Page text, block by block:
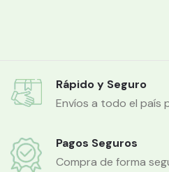
Rápido y Seguro
Envíos a todo el país
Pagos Seguros
Compra de forma